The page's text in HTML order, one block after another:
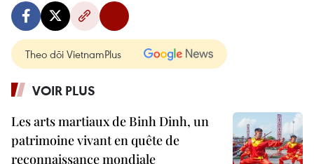
Theo dõi VietnamPlus
VOIR PLUS
Les arts martiaux de Binh Dinh, un
patrimoine vivant en quête de
reconnaissance mondiale